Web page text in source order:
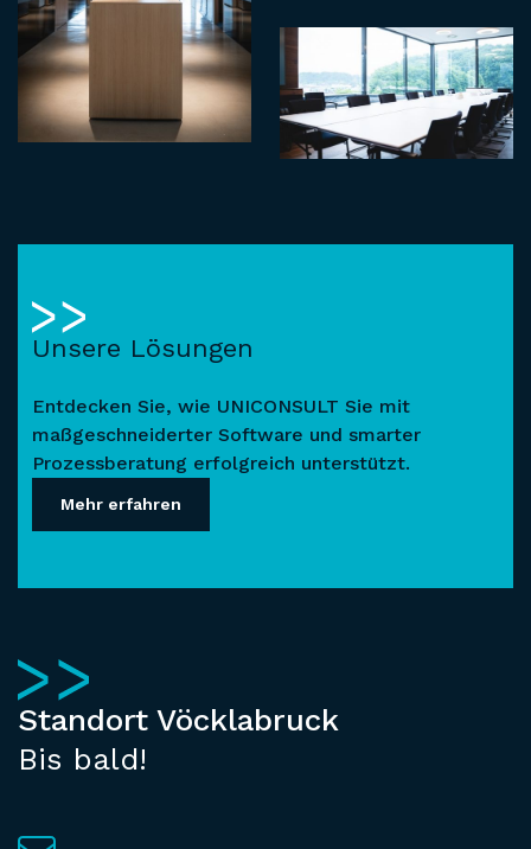
Unsere Lösungen
Entdecken Sie, wie UNICONSULT Sie mit
maßgeschneiderter Software und smarter
Prozessberatung erfolgreich unterstützt.
Mehr erfahren
Standort Vöcklabruck
Bis bald!